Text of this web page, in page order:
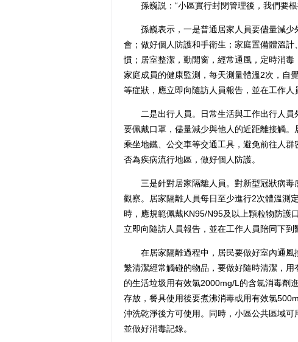
孫巍説：“小區實行封閉管理後，我們要根
孫巍表示，一是普通居家人員要儘量減少
會；做好個人防護和手衛生；家庭置備體溫
慣；居室整潔，勤開窗，經常通風，定時消
家庭成員的健康監測，每天測量體溫2次，自
等症狀，應立即向隨訪人員報告，並在工作人
二是出行人員。日常生活與工作出行人員
要佩戴口罩，儘量減少與他人的近距離接觸
乘坐地鐵、公交車等交通工具，避免前往人
否為疾病流行地區，做好個人防護。
三是針對居家隔離人員。對新型冠狀病毒
觀察。居家隔離人員每日至少進行2次體溫測
時，應規範佩戴KN95/N95及以上顆粒物防護
立即向隨訪人員報告，並在工作人員陪同下到
在居家隔離過程中，居民要做好室內通風
繁清潔經常觸碰的物品，要做好隨時清潔，
的生活垃圾用有效氯2000mg/L的含氯消毒劑
存放，餐具使用後要煮沸消毒或用有效氯
沖洗乾淨後方可使用。同時，小區公共區域
並做好消毒記錄。